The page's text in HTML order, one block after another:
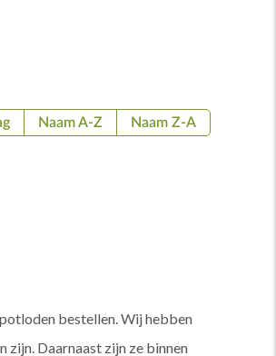
Naam A-Z Naam Z-A
bestellen. Wij hebben
zijn. Daarnaast zijn ze binnen